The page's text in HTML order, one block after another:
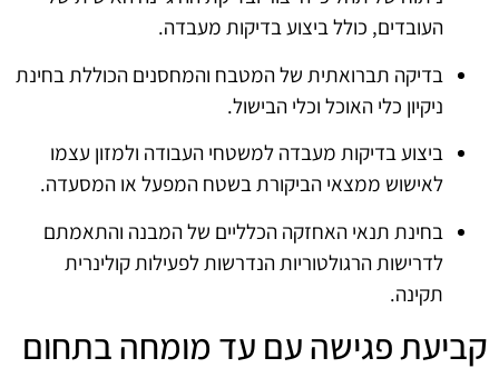
העובדים, כולל ביצוע בדיקות מעבדה.
בדיקה תברואתית של המטבח והמחסנים הכוללת בחינת
ניקיון כלי האוכל וכלי הבישול.
ביצוע בדיקות מעבדה למשטחי העבודה ולמזון עצמו
לאישוש ממצאי הביקורת בשטח המפעל או המסעדה.
בחינת תנאי האחזקה הכלליים של המבנה והתאמתם
לדרישות הרגולטוריות הנדרשות לפעילות קולינרית
תקינה.
קביעת פגישה עם עד מומחה בתחום